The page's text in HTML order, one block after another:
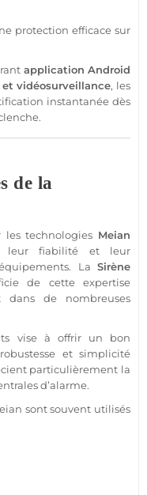
protection efficace sur
application Android
vidéosurveillance, les
instantanée dès
de la
les technologies Meian
leur fiabilité et leur
La Sirène
de cette expertise
dans de nombreuses
vise à offrir un bon
et simplicité
particulièrement la
d’alarme.
sont souvent utilisés